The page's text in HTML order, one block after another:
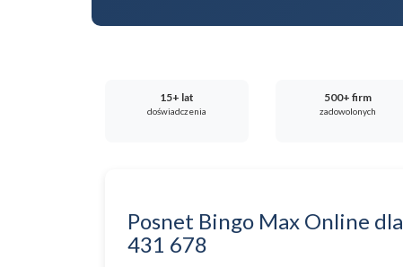
15+ lat
doświadczenia
500+ firm
zadowolonych
Posnet Bingo Max Online dla
431 678